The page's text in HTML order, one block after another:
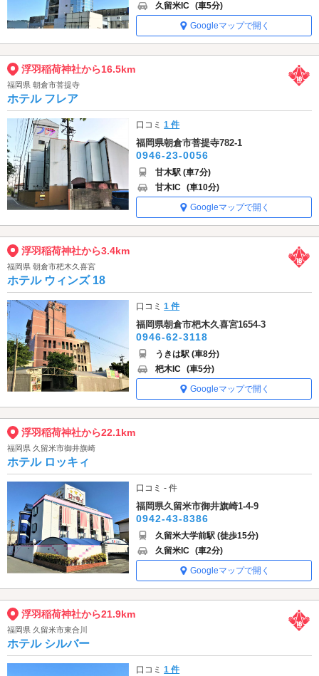
久留米IC (車5分)
Googleマップで開く
浮羽稲荷神社から16.5km
福岡県 朝倉市菩提寺
ホテル フレア
口コミ1 件
福岡県朝倉市菩提寺782-1
0946-23-0056
甘木駅 (車7分)
甘木IC (車10分)
Googleマップで開く
浮羽稲荷神社から3.4km
福岡県 朝倉市杷木久喜宮
ホテル ウィンズ 18
口コミ1 件
福岡県朝倉市杷木久喜宮1654-3
0946-62-3118
うきは駅 (車8分)
杷木IC (車5分)
Googleマップで開く
浮羽稲荷神社から22.1km
福岡県 久留米市御井旗崎
ホテル ロッキィ
口コミ - 件
福岡県久留米市御井旗崎1-4-9
0942-43-8386
久留米大学前駅 (徒歩15分)
久留米IC (車2分)
Googleマップで開く
浮羽稲荷神社から21.9km
福岡県 久留米市東合川
ホテル シルバー
口コミ1 件